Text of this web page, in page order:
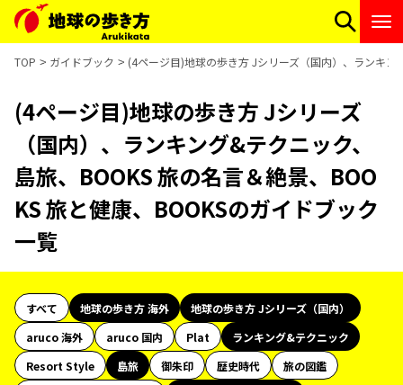
TOP ガイドブック (4ページ目)地球の歩き方 Jシリーズ（国内）、ランキ
(4ページ目)地球の歩き方 Jシリーズ
（国内）、ランキング&テクニック、
島旅、BOOKS 旅の名言＆絶景、BOO
KS 旅と健康、BOOKSのガイドブック
一覧
すべて 地球の歩き方 海外
地球の歩き方 Jシリーズ（国内）
aruco 海外
aruco 国内 Plat
ランキング&テクニック
Resort Style
島旅 御朱印 歴史時代
旅の図鑑